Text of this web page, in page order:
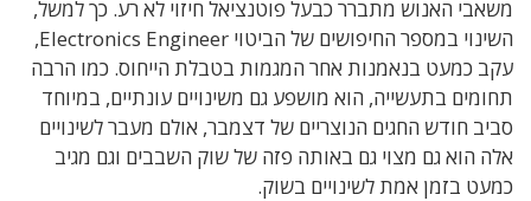
משאבי האנוש מתברר כבעל פוטנציאל חיזוי לא רע. כך למשל,
השינוי במספר החיפושים של הביטוי Electronics Engineer,
עקב כמעט בנאמנות אחר המגמות בטבלת הייחוס. כמו הרבה
תחומים בתעשייה, הוא מושפע גם משינויים עונתיים, במיוחד
סביב חודש החגים הנוצריים של דצמבר, אולם מעבר לשינויים
אלה הוא גם מצוי גם באותה פזה של שוק השבבים וגם מגיב
כמעט בזמן אמת לשינויים בשוק.